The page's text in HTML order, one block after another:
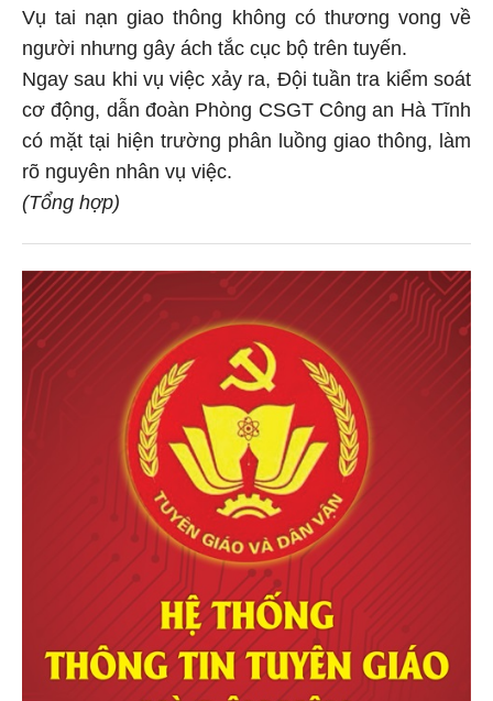
Vụ tai nạn giao thông không có thương vong về
người nhưng gây ách tắc cục bộ trên tuyến.
Ngay sau khi vụ việc xảy ra, Đội tuần tra kiểm soát
cơ động, dẫn đoàn Phòng CSGT Công an Hà Tĩnh
có mặt tại hiện trường phân luồng giao thông, làm
rõ nguyên nhân vụ việc.
(Tổng hợp)